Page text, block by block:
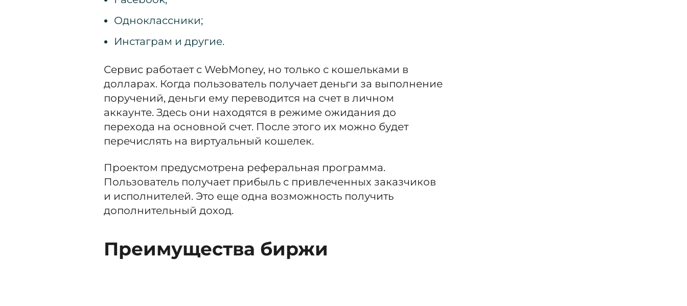
Одноклассники;
Инстаграм и другие.
Сервис работает с WebMoney, но только с кошельками в
долларах. Когда пользователь получает деньги за выполнение
поручений, деньги ему переводится на счет в личном
аккаунте. Здесь они находятся в режиме ожидания до
перехода на основной счет. После этого их можно будет
перечислять на виртуальный кошелек.
Проектом предусмотрена реферальная программа.
Пользователь получает прибыль с привлеченных заказчиков
и исполнителей. Это еще одна возможность получить
дополнительный доход.
Преимущества биржи